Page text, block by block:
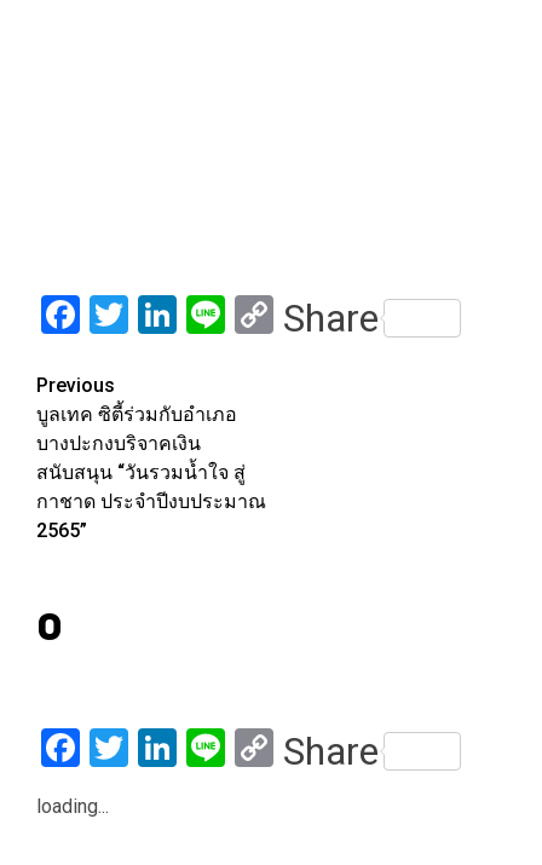
Facebook
Twitter
LinkedIn
LineCopy
Share
Post
navigation
Previous
บูลเทค ซิตี้ร่วมกับอำเภอ
บางปะกงบริจาคเงิน
สนับสนุน “วันรวมน้ำใจ สู่
กาชาด ประจำปีงบประมาณ
2565”
0
Facebook
Twitter
LinkedIn
LineCopy
Share
loading...